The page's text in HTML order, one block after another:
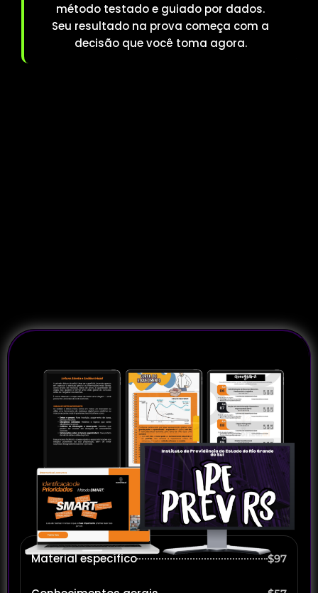
método testado e guiado por dados.
Seu resultado na prova começa com a
decisão que você toma agora.
Material específico $97